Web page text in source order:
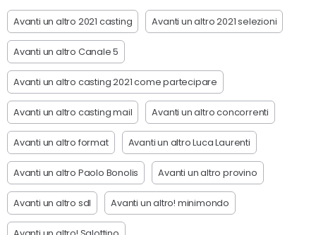
Avanti un altro 2021 casting Avanti un altro 2021 selezioni
Avanti un altro Canale 5
Avanti un altro casting 2021 come partecipare
Avanti un altro casting mail Avanti un altro concorrenti
Avanti un altro format Avanti un altro Luca Laurenti
Avanti un altro Paolo Bonolis Avanti un altro provino
Avanti un altro sdl Avanti un altro! minimondo